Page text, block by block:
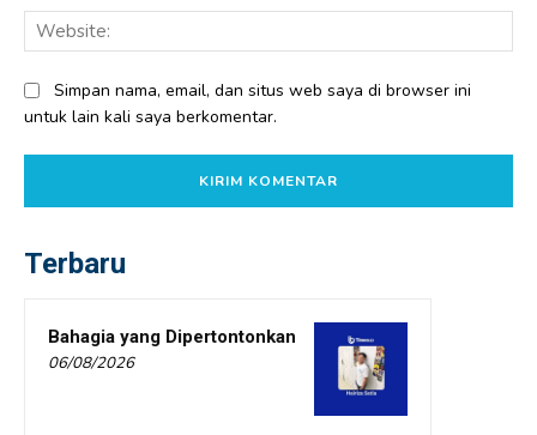
Simpan nama, email, dan situs web saya di browser ini
untuk lain kali saya berkomentar.
Terbaru
Bahagia yang Dipertontonkan
06/08/2026